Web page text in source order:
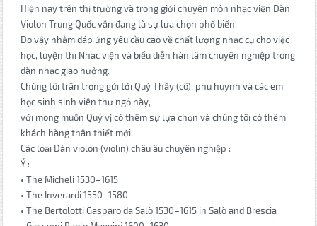
Hiện nay trên thị trường và trong giới chuyên môn nhạc viện Đàn
Violon Trung Quốc vẫn đang là sự lựa chọn phổ biến.
Do vậy nhằm đáp ứng yêu cầu cao về chất lượng nhạc cụ cho việc
học, luyện thi Nhạc viện và biểu diễn hàn lâm chuyên nghiệp trong
dàn nhạc giao hưởng.
Chúng tôi trân trọng gửi tới Quý Thầy (cô), phụ huynh và các em
học sinh sinh viên thư ngỏ này,
với mong muốn Quý vị có thêm sự lựa chọn và chúng tôi có thêm
khách hàng thân thiết mới.
Các loại Đàn violon (violin) châu âu chuyên nghiệp :
Ý :
• The Micheli 1530–1615
• The Inverardi 1550–1580
• The Bertolotti Gasparo da Salò 1530–1615 in Salò and Brescia